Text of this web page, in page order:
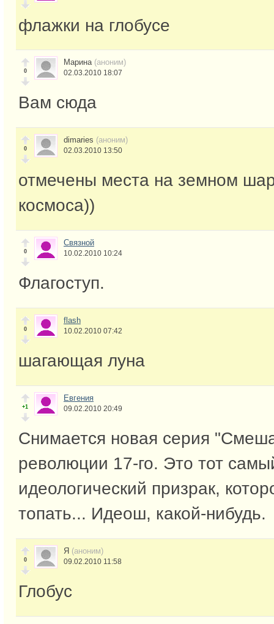
флажки на глобусе
0
Марина (аноним)
02.03.2010 18:07
Вам сюда
0
dimaries (аноним)
02.03.2010 13:50
отмечены места на земном
космоса))
0
Связной
10.02.2010 10:24
Флагоступ.
0
flash
10.02.2010 07:42
шагающая луна
+1
Евгения
09.02.2010 20:49
Снимается новая серия
революции 17-го. Это тот
идеологический призрак,
топать... Идеош, какой-нибудь.
0
Я (аноним)
09.02.2010 11:58
Глобус